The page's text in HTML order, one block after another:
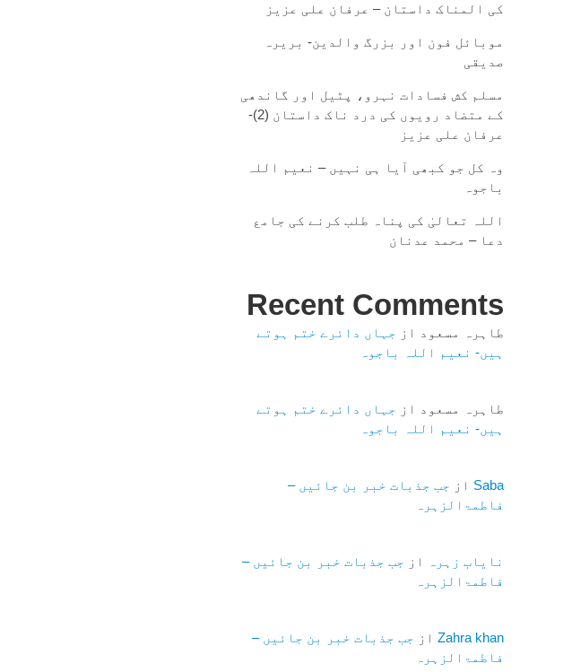
کی المناک داستان – عرفان علی عزیز
موبائل فون اور بزرگ والدین- بریرہ
صدیقی
مسلم کش فسادات نہرو، پٹیل اور گاندھی
کے متضاد رویوں کی درد ناک داستان (2)-
عرفان علی عزیز
وہ کل جو کبھی آیا ہی نہیں – نعیم اللہ
باجوہ
اللہ تعالیٰ کی پناہ طلب کرنے کی جامع
دعا – محمد عدنان
Recent Comments
طاہرہ مسعود از جہاں دائرے ختم ہوتے
ہیں- نعیم اللہ باجوہ
طاہرہ مسعود از جہاں دائرے ختم ہوتے
ہیں- نعیم اللہ باجوہ
Saba از جب جذبات خبر بن جائیں –
فاطمۃالزہرہ
نایاب زہرہ از جب جذبات خبر بن جائیں –
فاطمۃالزہرہ
Zahra khanاز جب جذبات خبر بن جائیں –
فاطمۃالزہرہ